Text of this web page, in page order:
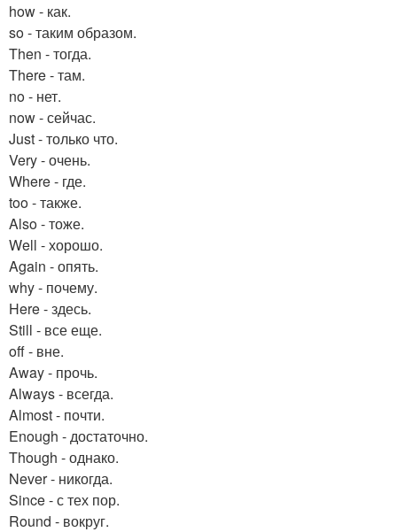
how - как.
so - таким образом.
Then - тогда.
There - там.
no - нет.
now - сейчас.
Just - только что.
Very - очень.
Where - где.
too - также.
Also - тоже.
Well - хорошо.
Again - опять.
why - почему.
Here - здесь.
Still - все еще.
off - вне.
Away - прочь.
Always - всегда.
Almost - почти.
Enough - достаточно.
Though - однако.
Never - никогда.
Since - с тех пор.
Round - вокруг.